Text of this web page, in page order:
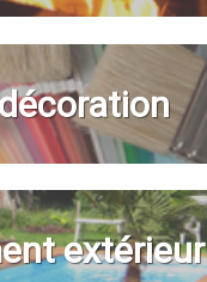
extérieur